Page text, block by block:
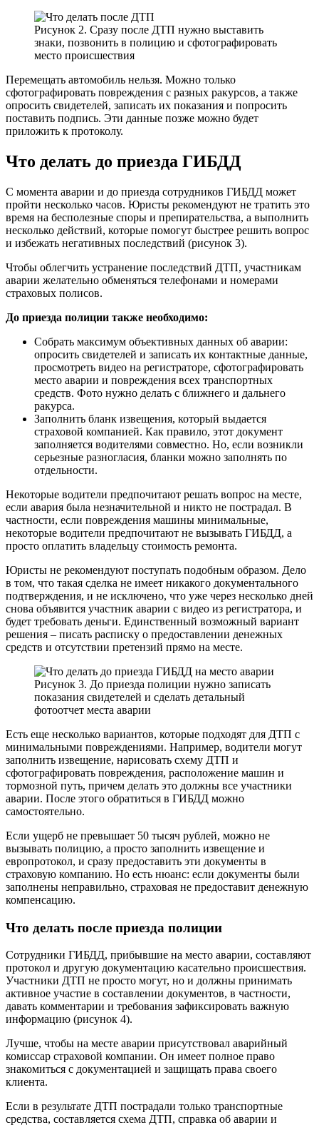
Рисунок 2. Сразу после ДТП нужно выставить
знаки, позвонить в полицию и сфотографировать
место происшествия
Перемещать автомобиль нельзя. Можно только
сфотографировать повреждения с разных ракурсов, а также
опросить свидетелей, записать их показания и попросить
поставить подпись. Эти данные позже можно будет
приложить к протоколу.
Что делать до приезда ГИБДД
С момента аварии и до приезда сотрудников ГИБДД может
пройти несколько часов. Юристы рекомендуют не тратить это
время на бесполезные споры и препирательства, а выполнить
несколько действий, которые помогут быстрее решить вопрос
и избежать негативных последствий (рисунок 3).
Чтобы облегчить устранение последствий ДТП, участникам
аварии желательно обменяться телефонами и номерами
страховых полисов.
До приезда полиции также необходимо:
Собрать максимум объективных данных об аварии:
опросить свидетелей и записать их контактные данные,
просмотреть видео на регистраторе, сфотографировать
место аварии и повреждения всех транспортных
средств. Фото нужно делать с ближнего и дальнего
ракурса.
Заполнить бланк извещения, который выдается
страховой компанией. Как правило, этот документ
заполняется водителями совместно. Но, если возникли
серьезные разногласия, бланки можно заполнять по
отдельности.
Некоторые водители предпочитают решать вопрос на месте,
если авария была незначительной и никто не пострадал. В
частности, если повреждения машины минимальные,
некоторые водители предпочитают не вызывать ГИБДД, а
просто оплатить владельцу стоимость ремонта.
Юристы не рекомендуют поступать подобным образом. Дело
в том, что такая сделка не имеет никакого документального
подтверждения, и не исключено, что уже через несколько дней
снова объявится участник аварии с видео из регистратора, и
будет требовать деньги. Единственный возможный вариант
решения – писать расписку о предоставлении денежных
средств и отсутствии претензий прямо на месте.
Рисунок 3. До приезда полиции нужно записать
показания свидетелей и сделать детальный
фотоотчет места аварии
Есть еще несколько вариантов, которые подходят для ДТП с
минимальными повреждениями. Например, водители могут
заполнить извещение, нарисовать схему ДТП и
сфотографировать повреждения, расположение машин и
тормозной путь, причем делать это должны все участники
аварии. После этого обратиться в ГИБДД можно
самостоятельно.
Если ущерб не превышает 50 тысяч рублей, можно не
вызывать полицию, а просто заполнить извещение и
европротокол, и сразу предоставить эти документы в
страховую компанию. Но есть нюанс: если документы были
заполнены неправильно, страховая не предоставит денежную
компенсацию.
Что делать после приезда полиции
Сотрудники ГИБДД, прибывшие на место аварии, составляют
протокол и другую документацию касательно происшествия.
Участники ДТП не просто могут, но и должны принимать
активное участие в составлении документов, в частности,
давать комментарии и требования зафиксировать важную
информацию (рисунок 4).
Лучше, чтобы на месте аварии присутствовал аварийный
комиссар страховой компании. Он имеет полное право
знакомиться с документацией и защищать права своего
клиента.
Если в результате ДТП пострадали только транспортные
средства, составляется схема ДТП, справка об аварии и